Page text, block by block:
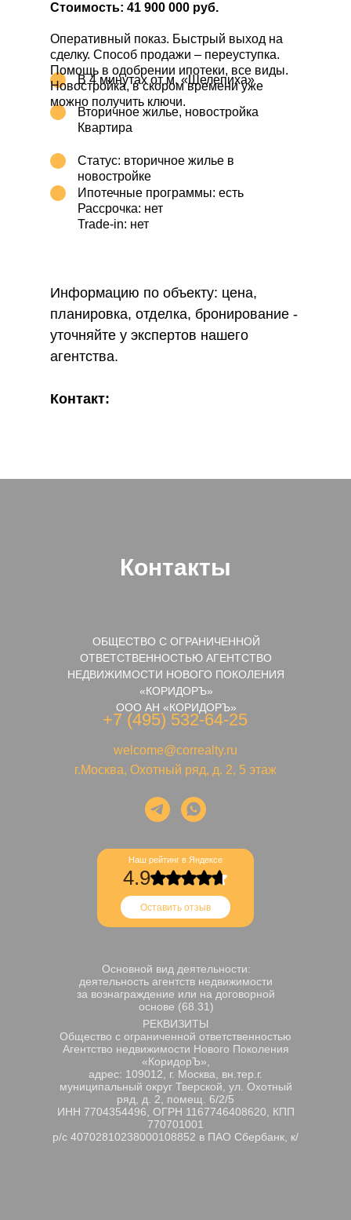
В 4 минутах от м. «Шелепиха»
Стоимость: 41 900 000 руб.
Оперативный показ. Быстрый выход на
сделку. Способ продажи – переуступка.
Помощь в одобрении ипотеки, все виды.
Новостройка, в скором времени уже
можно получить ключи.
Ипотечные программы: есть
Рассрочка: нет
Trade-in: нет
Вторичное жилье, новостройка
Квартира
Статус: вторичное жилье в
новостройке
Информацию по объекту: цена,
планировка, отделка, бронирование -
уточняйте у экспертов нашего
агентства.
Контакт:
ОБЩЕСТВО С ОГРАНИЧЕННОЙ
ОТВЕТСТВЕННОСТЬЮ АГЕНТСТВО
НЕДВИЖИМОСТИ НОВОГО ПОКОЛЕНИЯ
«КОРИДОРЪ»
ООО АН «КОРИДОРЪ»
Контакты
г.Москва, Охотный ряд, д. 2, 5 этаж
+7 (495) 532-64-25
welcome@correalty.ru
Наш рейтинг в Яндексе
Оставить отзыв
4.9
Основной вид деятельности:
деятельность агентств недвижимости
за вознаграждение или на договорной
основе (68.31)
РЕКВИЗИТЫ
Общество с ограниченной ответственностью
Агентство недвижимости Нового Поколения
«КоридорЪ»,
адрес: 109012, г. Москва, вн.тер.г.
муниципальный округ Тверской, ул. Охотный
ряд, д. 2, помещ. 6/2/5
ИНН 7704354496, ОГРН 1167746408620, КПП
770701001
р/с 40702810238000108852 в ПАО Сбербанк, к/